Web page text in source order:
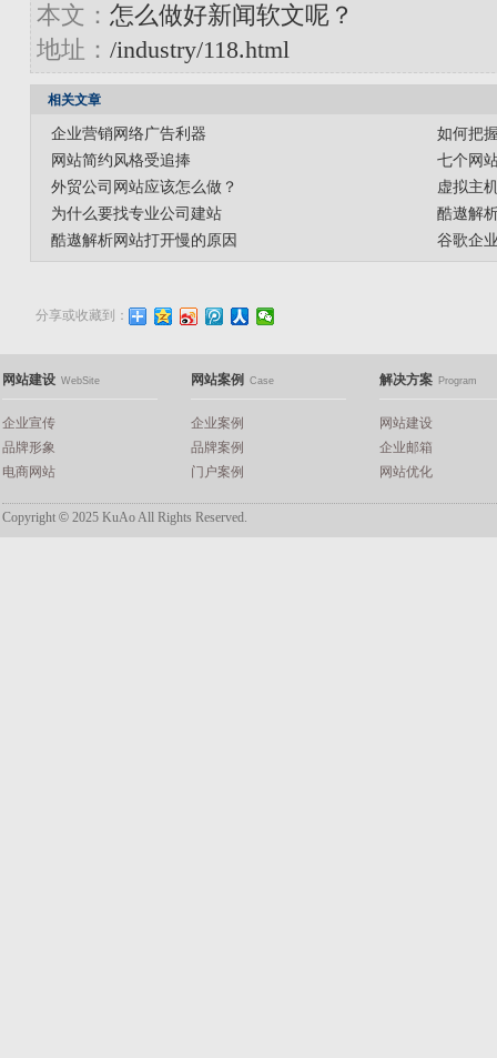
本文： 怎么做好新闻软文呢？
地址： /industry/118.html
相关文章
企业营销网络广告利器
如何把
网站简约风格受追捧
七个网
外贸公司网站应该怎么做？
虚拟主
为什么要找专业公司建站
酷遨解
酷遨解析网站打开慢的原因
谷歌企
分享或收藏到：
网站建设 WebSite
企业宣传
品牌形象
电商网站
网站案例 Case
企业案例
品牌案例
门户案例
解决方案 Program
网站建设
企业邮箱
网站优化
Copyright © 2025 KuAo All Rights Reserved.